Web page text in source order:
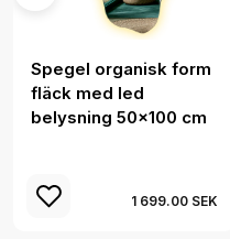
Spegel organisk form
fläck med led
belysning 50x100 cm
1 699.00 SEK